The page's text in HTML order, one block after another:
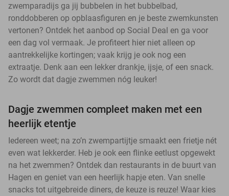
zwemparadijs ga jij bubbelen in het bubbelbad,
ronddobberen op opblaasfiguren en je beste zwemkunsten
vertonen? Ontdek het aanbod op Social Deal en ga voor
een dag vol vermaak. Je profiteert hier niet alleen op
aantrekkelijke kortingen; vaak krijg je ook nog een
extraatje. Denk aan een lekker drankje, ijsje, of een snack.
Zo wordt dat dagje zwemmen nóg leuker!
Dagje zwemmen compleet maken met een
heerlijk etentje
Iedereen weet; na zo’n zwempartijtje smaakt een frietje nét
even wat lekkerder. Heb je ook een flinke eetlust opgewekt
na het zwemmen? Ontdek dan restaurants in de buurt van
Hagen en geniet van een heerlijk hapje eten. Van snelle
snacks tot uitgebreide diners, de keuze is reuze! Waar kies